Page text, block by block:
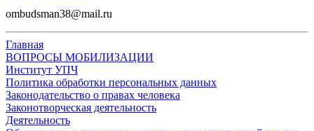
ombudsman38@mail.ru
Главная
ВОПРОСЫ МОБИЛИЗАЦИИ
Институт УПЧ
Политика обработки персональных данных
Законодательство о правах человека
Законотворческая деятельность
Деятельность